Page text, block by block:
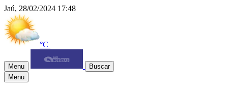
Jaú, 28/02/2024 17:48
°C
Menu
Buscar
Menu